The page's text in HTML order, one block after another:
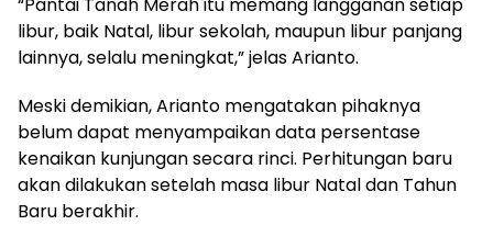
libur, baik Natal, libur sekolah, maupun libur panjang
lainnya, selalu meningkat,” jelas Arianto.
Meski demikian, Arianto mengatakan pihaknya
belum dapat menyampaikan data persentase
kenaikan kunjungan secara rinci. Perhitungan baru
akan dilakukan setelah masa libur Natal dan Tahun
Baru berakhir.